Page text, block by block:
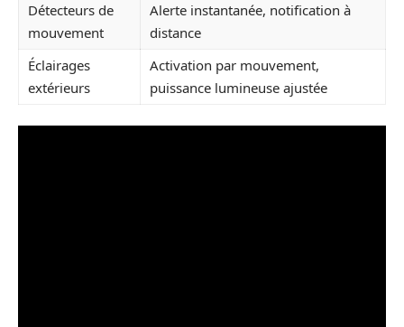
Détecteurs de
mouvement
Alerte instantanée, notification à
distance
Éclairages
extérieurs
Activation par mouvement,
puissance lumineuse ajustée